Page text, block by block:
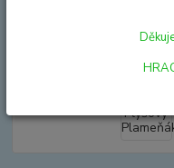
Plyšový